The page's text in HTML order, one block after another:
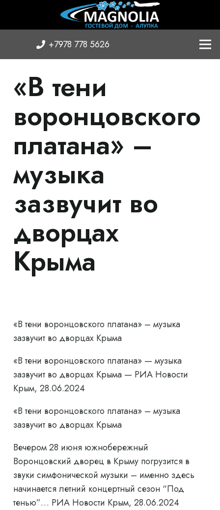
+7978 778 5626
«В тени
воронцовского
платана» –
музыка
зазвучит во
дворцах
Крыма
«В тени воронцовского платана» – музыка
зазвучит во дворцах Крыма
«В тени воронцовского платана» — музыка
зазвучит во дворцах Крыма — РИА Новости
Крым, 28.06.2024
«В тени воронцовского платана» – музыка
зазвучит во дворцах Крыма
Вечером 28 июня южнобережный
Воронцовский дворец в Крыму погрузится в
звуки симфонической музыки – именно здесь
начинается летний концертный сезон “Под
тенью”… РИА Новости Крым, 28.06.2024